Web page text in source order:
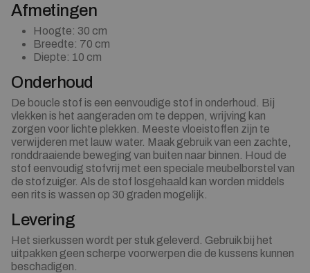
Afmetingen
Hoogte: 30 cm
Breedte: 70 cm
Diepte: 10 cm
Onderhoud
De boucle stof is een eenvoudige stof in onderhoud. Bij
vlekken is het aangeraden om te deppen, wrijving kan
zorgen voor lichte plekken. Meeste vloeistoffen zijn te
verwijderen met lauw water. Maak gebruik van een zachte,
ronddraaiende beweging van buiten naar binnen. Houd de
stof eenvoudig stofvrij met een speciale meubelborstel van
de stofzuiger. Als de stof losgehaald kan worden middels
een rits is wassen op 30 graden mogelijk.
Levering
Het sierkussen wordt per stuk geleverd. Gebruik bij het
uitpakken geen scherpe voorwerpen die de kussens kunnen
beschadigen.